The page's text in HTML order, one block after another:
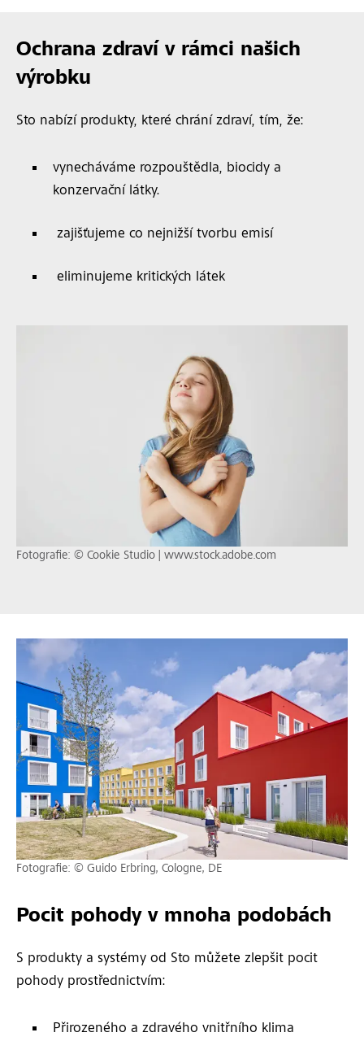
Ochrana zdraví v rámci našich
výrobku
Sto nabízí produkty, které chrání zdraví, tím, že:
vynecháváme rozpouštědla, biocidy a
konzervační látky.
zajišťujeme co nejnižší tvorbu emisí
eliminujeme kritických látek
Fotografie: © Cookie Studio | www.stock.adobe.com
Pocit pohody v mnoha podobách
S produkty a systémy od Sto můžete zlepšit pocit
pohody prostřednictvím:
Přirozeného a zdravého vnitřního klima
Fotografie: © Guido Erbring, Cologne, DE